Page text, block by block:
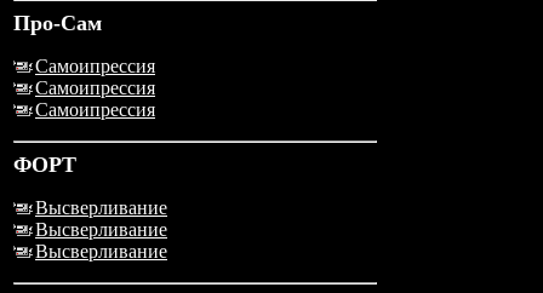
Про-Сам
Самоипрессия
Самоипрессия
Самоипрессия
ФОРТ
Высверливание
Высверливание
Высверливание